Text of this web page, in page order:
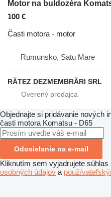
Motor na buldozéra
100 €
Časti motora - motor
Rumunsko, Satu Mare
RĂTEZ DEZMEMBRĂRI SRL
Objednajte si pridávanie nových
časti motora Komatsu - D65
Odosielanie na e-mail
Kliknutím sem vyjadrujete súhlas
osobných údajov a